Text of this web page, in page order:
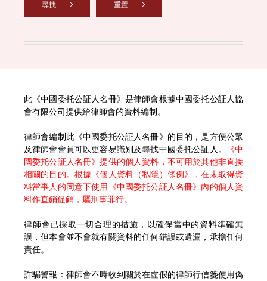
尋找 重置
此《中國委托公証人名冊》是律師會根據中國委托公証人協
會有限公司提供給律師會的資料編制。
律師會編制此《中國委托公証人名冊》的目的，是方便公眾
及律師會會員可以更容易識別及尋找中國委托公証人。
《中
國委托公証人名冊》提供的個人資料，不可用於其他非直接
相關的目的。根據《個人資料（私隱）條例》，在未取得資
料當事人的同意下使用《中國委托公証人名冊》內的個人資
料作直銷促銷，屬刑事罪行。
律師會已採取一切合理的措施，以確保當中的資料準確無
誤，但本會並不會就有關資料的任何錯誤或遺漏，承擔任何
責任。
詐騙警報：律師會不時收到關於在虛假的律師行信箋使用偽